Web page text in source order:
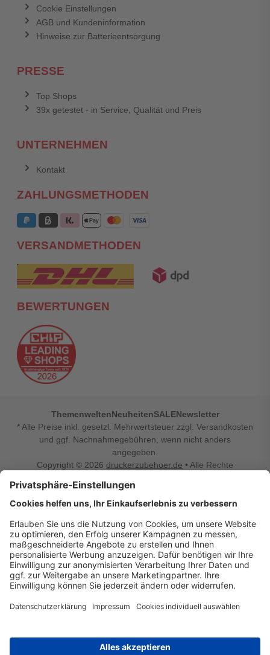
Cookie Einstellungen
AGB und Kundeninformation
Hinweise zur Batterieentsorgung
PRESSE
Top Shops
39x getestet - in Service, Qualität und Preis
UNTERNEHMEN
Kontakt
ZAHLUNGSMETHODEN
VERSANDMETHODEN
BEWERTUNGEN
ThemenweltenNeuheitenSALENewsletter
* Alle Preise inkl. gesetzl. Mehrwertsteuer zzgl. Versandkosten
und ggf. Nachnahmegebühren, wenn nicht anders
angegeben.
Copyright © 2026 druckerzubehoer.de • Alle Rechte
Vertrag widerrufen
Druckerzubehoer.de – preiswerte Qualität für Ihr Office
Sie sind auf der Suche nach dem passenden Druckerzubehör
oder Zubehör für das Büro, den Computer oder Ihr
Smartphone? Dann sind Sie bei Druckerzubehoer.de genau
richtig! Unser breites Sortiment bietet unter anderem Tinte
und Toner für alle gängigen Druckermodelle – großer sowie
kleiner Hersteller. Zugleich sind wir Ihr Online Fachhandel für
einrichten, die Werkstatt ausstatten oder den Alltag mit
was Ihren Arbeitsplatz noch komfortabler macht, finden Sie
bei uns auch Bastelspaß, Schulbedarf, Beleuchtung,